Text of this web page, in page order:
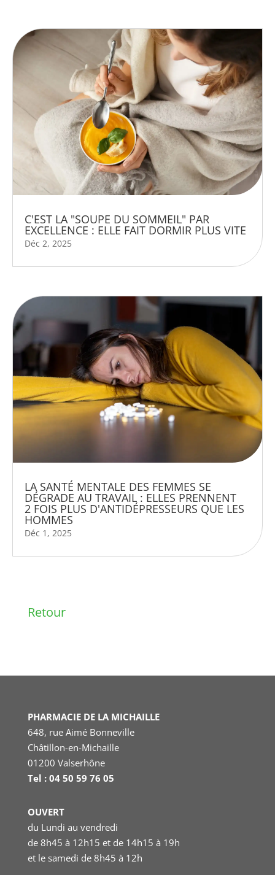
C'EST LA "SOUPE DU SOMMEIL" PAR
EXCELLENCE : ELLE FAIT DORMIR PLUS VITE
Déc 2, 2025
LA SANTÉ MENTALE DES FEMMES SE
DÉGRADE AU TRAVAIL : ELLES PRENNENT
2 FOIS PLUS D'ANTIDÉPRESSEURS QUE LES
HOMMES
Déc 1, 2025
Retour
PHARMACIE DE LA MICHAILLE
648, rue Aimé Bonneville
Châtillon-en-Michaille
01200 Valserhône
Tel : 04 50 59 76 05
OUVERT
du Lundi au vendredi
de 8h45 à 12h15 et de 14h15 à 19h
et le samedi de 8h45 à 12h